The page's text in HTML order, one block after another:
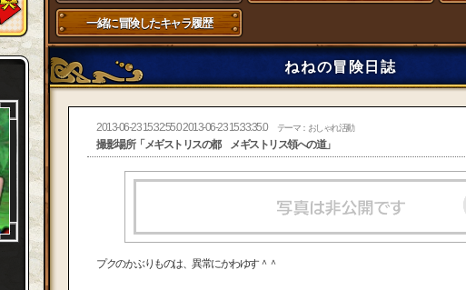
一緒に冒険したキャラ履歴
ねねの冒険日誌
2013-06-23 15:32:55.0 2013-06-23 15:33:35.0 テーマ：おしゃれ活動
撮影場所「メギストリスの都 メギストリス領への道」
プクのかぶりものは、異常にかわゆす＾＾